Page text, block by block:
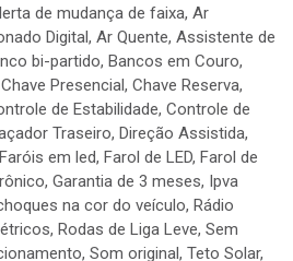
de mudança de faixa, Ar
Digital, Ar Quente, Assistente de
bi-partido, Bancos em Couro,
Presencial, Chave Reserva,
de Estabilidade, Controle de
Traseiro, Direção Assistida,
em led, Farol de LED, Farol de
Garantia de 3 meses, Ipva
na cor do veículo, Rádio
Rodas de Liga Leve, Sem
Som original, Teto Solar,